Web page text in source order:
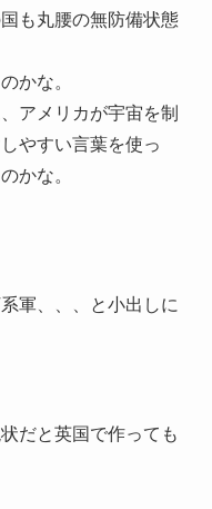
も丸腰の無防備状態
かな。
アメリカが宇宙を制
やすい言葉を使っ
かな。
軍、、、と小出しに
だと英国で作っても